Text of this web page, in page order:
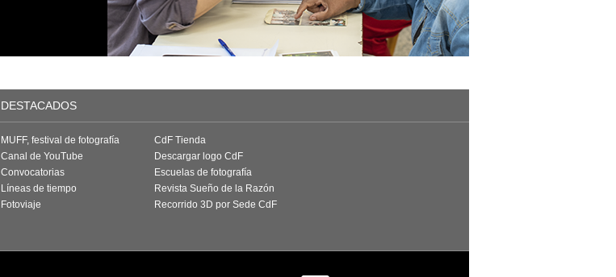
DESTACADOS
MUFF, festival de fotografía
Canal de YouTube
Convocatorias
Líneas de tiempo
Fotoviaje
CdF Tienda
Descargar logo CdF
Escuelas de fotografía
Revista Sueño de la Razón
Recorrido 3D por Sede CdF